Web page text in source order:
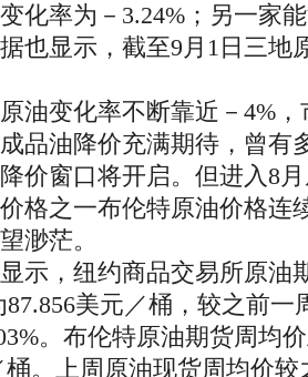
化率为－3.24%；另一家
也显示，截至9月1日三地
变化率不断靠近－4%，
品油降价充满期待，曾有
价窗口将开启。但进入8
格之一布伦特原油价格连
渺茫。
，纽约商品交易所原油
美元／桶，较之前一
。布伦特原油期货周均
桶。上周原油现货周均价